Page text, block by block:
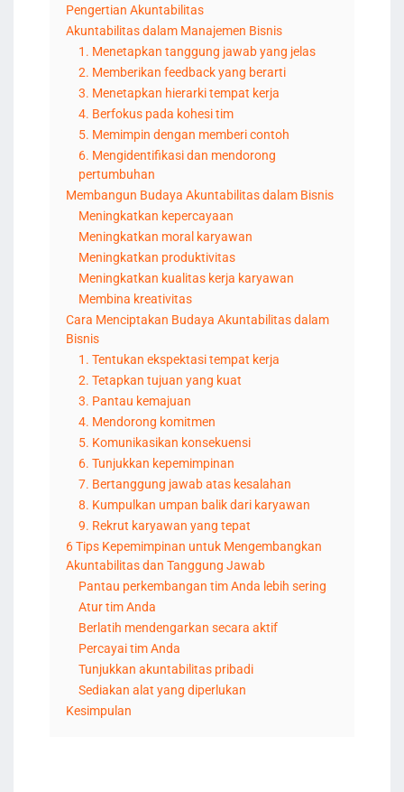
Pengertian Akuntabilitas
Akuntabilitas dalam Manajemen Bisnis
1. Menetapkan tanggung jawab yang jelas
2. Memberikan feedback yang berarti
3. Menetapkan hierarki tempat kerja
4. Berfokus pada kohesi tim
5. Memimpin dengan memberi contoh
6. Mengidentifikasi dan mendorong
pertumbuhan
Membangun Budaya Akuntabilitas dalam Bisnis
Meningkatkan kepercayaan
Meningkatkan moral karyawan
Meningkatkan produktivitas
Meningkatkan kualitas kerja karyawan
Membina kreativitas
Cara Menciptakan Budaya Akuntabilitas dalam
Bisnis
1. Tentukan ekspektasi tempat kerja
2. Tetapkan tujuan yang kuat
3. Pantau kemajuan
4. Mendorong komitmen
5. Komunikasikan konsekuensi
6. Tunjukkan kepemimpinan
7. Bertanggung jawab atas kesalahan
8. Kumpulkan umpan balik dari karyawan
9. Rekrut karyawan yang tepat
6 Tips Kepemimpinan untuk Mengembangkan
Akuntabilitas dan Tanggung Jawab
Pantau perkembangan tim Anda lebih sering
Atur tim Anda
Berlatih mendengarkan secara aktif
Percayai tim Anda
Tunjukkan akuntabilitas pribadi
Sediakan alat yang diperlukan
Kesimpulan